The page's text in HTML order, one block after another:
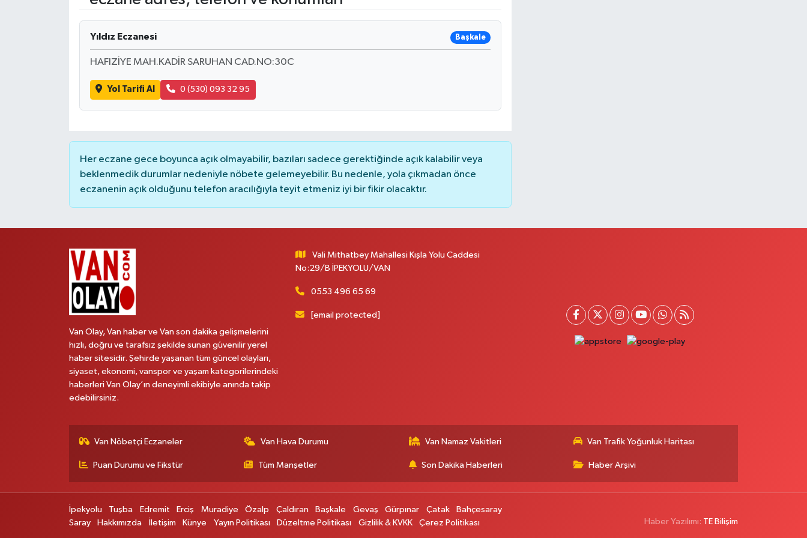
Yıldız Eczanesi Başkale
HAFIZİYE MAH.KADİR SARUHAN CAD.NO:30C
Yol Tarifi Al 0 (530) 093 32 95
Her eczane gece boyunca açık olmayabilir, bazıları sadece gerektiğinde açık kalabilir veya
beklenmedik durumlar nedeniyle nöbete gelemeyebilir. Bu nedenle, yola çıkmadan önce
eczanenin açık olduğunu telefon aracılığıyla teyit etmeniz iyi bir fikir olacaktır.
Van Olay, Van haber ve Van son dakika gelişmelerini
hızlı, doğru ve tarafsız şekilde sunan güvenilir yerel
haber sitesidir. Şehirde yaşanan tüm güncel olayları,
siyaset, ekonomi, vanspor ve yaşam kategorilerindeki
haberleri Van Olay’ın deneyimli ekibiyle anında takip
edebilirsiniz.
Vali Mithatbey Mahallesi Kışla Yolu Caddesi
No:29/B İPEKYOLU/VAN
0553 496 65 69
[email protected]
Van Nöbetçi Eczaneler Van Hava Durumu Van Namaz Vakitleri Van Trafik Yoğunluk Haritası
Puan Durumu ve Fikstür Tüm Manşetler Son Dakika Haberleri Haber Arşivi
İpekyolu Tuşba Edremit Erciş Muradiye Özalp Çaldıran Başkale Gevaş Gürpınar Çatak
Bahçesaray
Saray
Hakkımızda İletişim Künye Yayın Politikası Düzeltme Politikası Gizlilik & KVKK Çerez Politikası Haber Yazılımı: TE Bilişim
RESMİ İLANLAR